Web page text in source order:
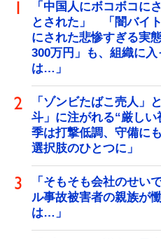
「中国人にボコボコに
とされた」 「闇バイ
にされた悲惨すぎる実
300万円」も、組織に
は…」
「ゾンビたばこ売人」
斗」に注がれる“厳し
季は打撃低調、守備に
選択肢のひとつに」
「そもそも会社のせ
ル事故被害者の親族が
は…」